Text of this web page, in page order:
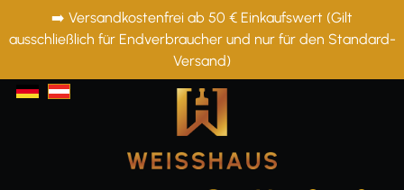
springen
➡️ Versandkostenfrei ab 50 € Einkaufswert (Gilt
ausschließlich für Endverbraucher und nur für den Standard-
Versand)